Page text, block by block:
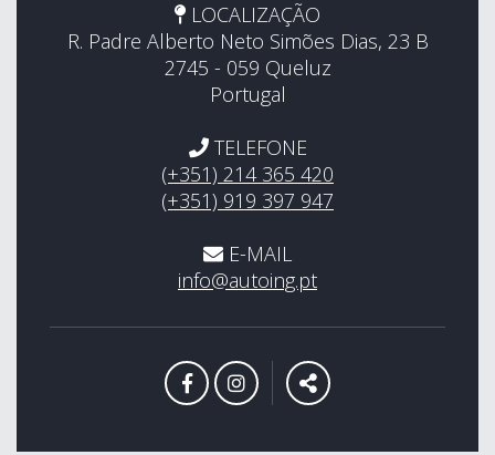
LOCALIZAÇÃO
R. Padre Alberto Neto Simões Dias, 23 B
2745 - 059 Queluz
Portugal
TELEFONE
(+351) 214 365 420
(+351) 919 397 947
E-MAIL
info@autoing.pt
LINK PARA A PÁGINA DE
LINK PARA A PÁGINA DE
PARTILHAR